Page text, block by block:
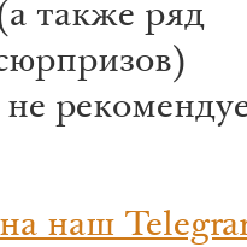
также ряд
не
наш